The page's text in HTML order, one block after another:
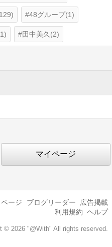
48グループ(1)
田中美久(2)
マイページ
ージ ブログリーダー
広告掲載
利用規約 ヘルプ
© 2026 "@With" All rights reserved.